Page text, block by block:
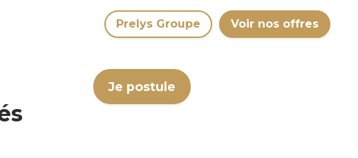
Prelys Groupe Voir nos offres
Je postule